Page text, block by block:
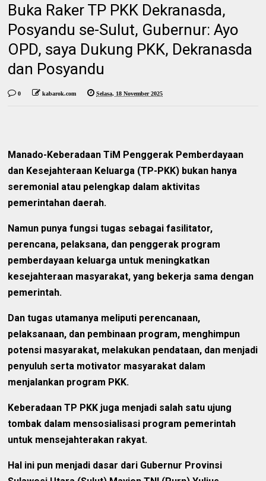
Buka Raker TP PKK Dekranasda,
Posyandu se-Sulut, Gubernur: Ayo
OPD, saya Dukung PKK, Dekranasda
dan Posyandu
0 kabarok.com Selasa, 18 November 2025
Manado-Keberadaan TiM Penggerak Pemberdayaan
dan Kesejahteraan Keluarga (TP-PKK) bukan hanya
seremonial atau pelengkap dalam aktivitas
pemerintahan daerah.
Namun punya fungsi tugas sebagai fasilitator,
perencana, pelaksana, dan penggerak program
pemberdayaan keluarga untuk meningkatkan
kesejahteraan masyarakat, yang bekerja sama dengan
pemerintah.
Dan tugas utamanya meliputi perencanaan,
pelaksanaan, dan pembinaan program, menghimpun
potensi masyarakat, melakukan pendataan, dan menjadi
penyuluh serta motivator masyarakat dalam
menjalankan program PKK.
Keberadaan TP PKK juga menjadi salah satu ujung
tombak dalam mensosialisasi program pemerintah
untuk mensejahterakan rakyat.
Hal ini pun menjadi dasar dari Gubernur Provinsi